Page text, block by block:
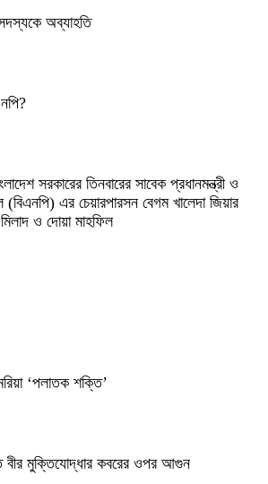
অব্যাহতি
সরকারের তিনবারের সাবেক প্রধানমন্ত্রী ও
(বিএনপি) এর চেয়ারপারসন বেগম খালেদা জিয়ার
ও দোয়া মাহফিল
‘পলাতক শক্তি’
বীর মুক্তিযোদ্ধার কবরের ওপর আগুন